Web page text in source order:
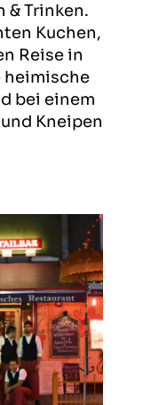
& Trinken.
Kuchen,
Reise in
heimische
bei einem
Kneipen